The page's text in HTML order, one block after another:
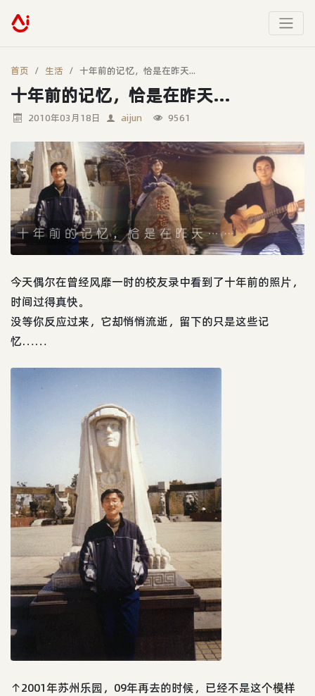
首页 生活 十年前的记忆，恰是在昨天...
十年前的记忆，恰是在昨天...
2010年03月18日 aijun 9561
今天偶尔在曾经风靡一时的校友录中看到了十年前的照片，
时间过得真快。
没等你反应过来，它却悄悄流逝，留下的只是这些记
忆……
↑2001年苏州乐园，09年再去的时候，已经不是这个模样